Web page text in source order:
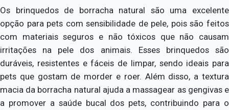
Os brinquedos de borracha natural são uma excelente
opção para pets com sensibilidade de pele, pois são feitos
com materiais seguros e não tóxicos que não causam
irritações na pele dos animais. Esses brinquedos são
duráveis, resistentes e fáceis de limpar, sendo ideais para
pets que gostam de morder e roer. Além disso, a textura
macia da borracha natural ajuda a massagear as gengivas e
a promover a saúde bucal dos pets, contribuindo para o